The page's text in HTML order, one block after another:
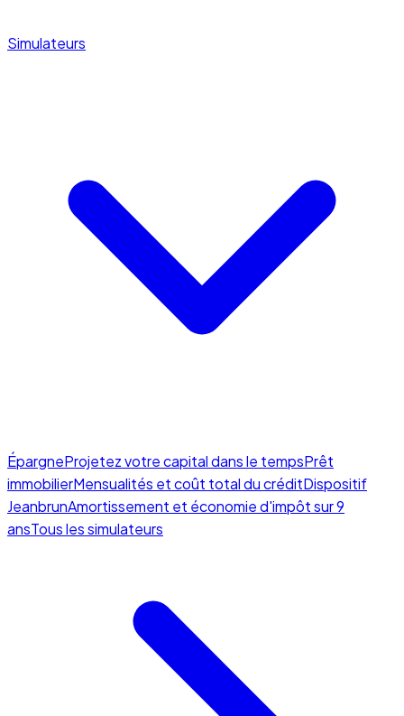
Simulateurs
ÉpargneProjetez votre capital dans le tempsPrêt
immobilierMensualités et coût total du créditDispositif
JeanbrunAmortissement et économie d'impôt sur 9
ansTous les simulateurs